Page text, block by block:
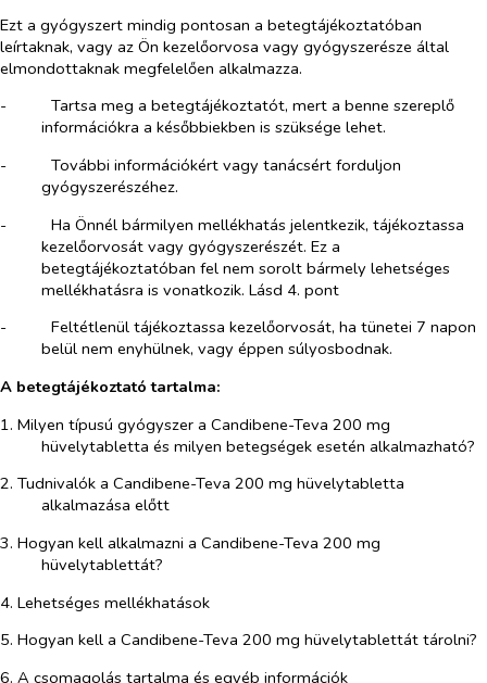
Ezt a gyógyszert mindig pontosan a betegtájékoztatóban
leírtaknak, vagy az Ön kezelőorvosa vagy gyógyszerésze által
elmondottaknak megfelelően alkalmazza.
-​
Tartsa meg a betegtájékoztatót, mert a benne szereplő
információkra a későbbiekben is szüksége lehet.
-​
További információkért vagy tanácsért forduljon
gyógyszerészéhez.
-​
Ha Önnél bármilyen mellékhatás jelentkezik, tájékoztassa
kezelőorvosát vagy gyógyszerészét. Ez a
betegtájékoztatóban fel nem sorolt bármely lehetséges
mellékhatásra is vonatkozik. Lásd 4. pont
-​
Feltétlenül tájékoztassa kezelőorvosát, ha tünetei 7 napon
belül nem enyhülnek, vagy éppen súlyosbodnak.
A betegtájékoztató tartalma:
1. Milyen típusú gyógyszer a Candibene-Teva 200 mg
hüvelytabletta és milyen betegségek esetén alkalmazható?
2. Tudnivalók a Candibene-Teva 200 mg hüvelytabletta
alkalmazása előtt
3. Hogyan kell alkalmazni a Candibene-Teva 200 mg
hüvelytablettát?
4. Lehetséges mellékhatások
5. Hogyan kell a Candibene-Teva 200 mg hüvelytablettát tárolni?
6. A csomagolás tartalma és egyéb információk